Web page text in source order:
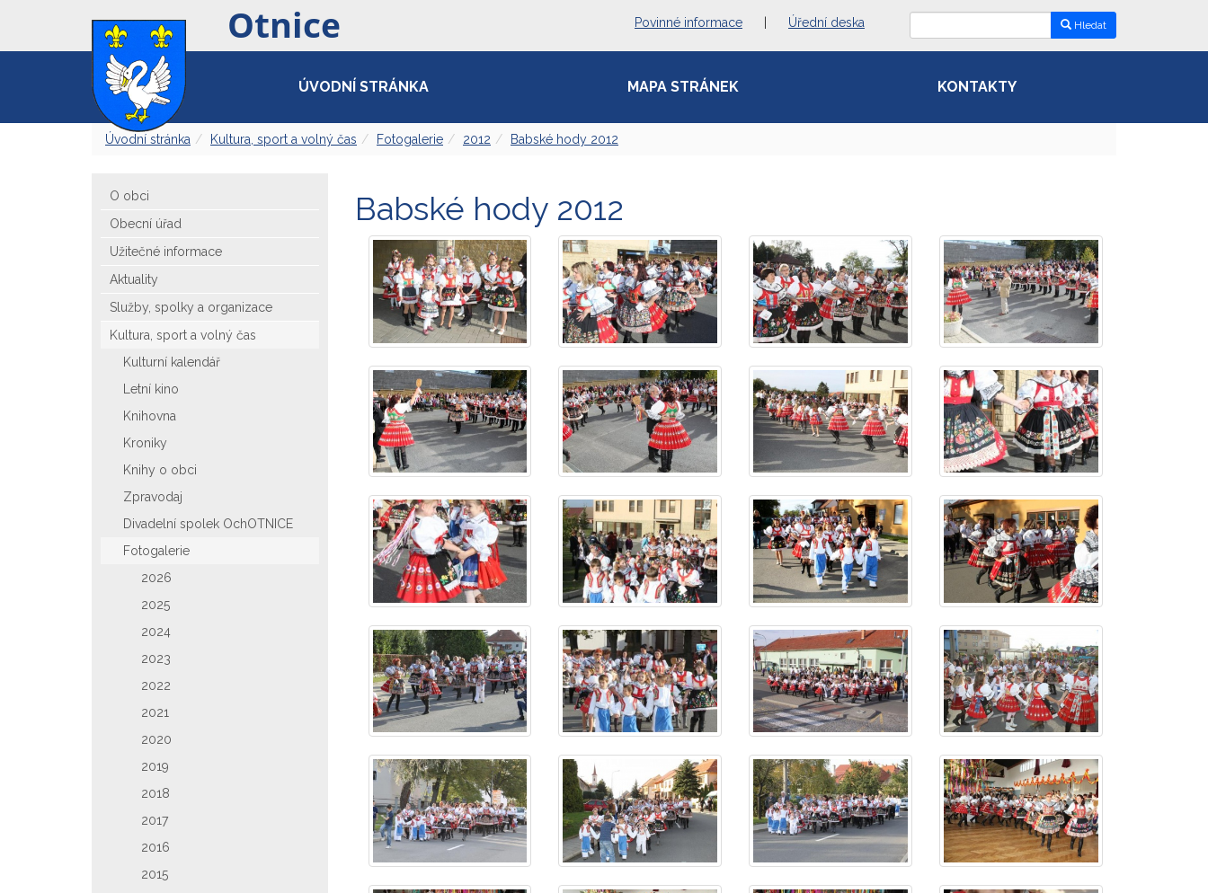
Povinné informace Úřední deska Hledat
ÚVODNÍ STRÁNKA MAPA STRÁNEK KONTAKTY
Úvodní stránka Kultura, sport a volný čas Fotogalerie 2012 Babské hody 2012
O obci
Obecní úřad
Užitečné informace
Aktuality
Služby, spolky a organizace
Kultura, sport a volný čas
Kulturní kalendář
Letní kino
Knihovna
Kroniky
Knihy o obci
Zpravodaj
Divadelní spolek OchOTNICE
Fotogalerie
2026
2025
2024
2023
2022
2021
2020
2019
2018
2017
2016
2015
Babské hody 2012